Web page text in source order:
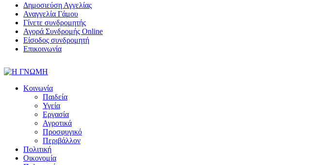
Δημοσιεύση Αγγελίας
Αναγγελία Γάμου
Γίνετε συνδρομητής
Αγορά Συνδρομής Online
Είσοδος συνδρομητή
Επικοινωνία
Κοινωνία
Παιδεία
Υγεία
Εργασία
Αγροτικά
Προσφυγικό
Περιβάλλον
Πολιτική
Οικονομία